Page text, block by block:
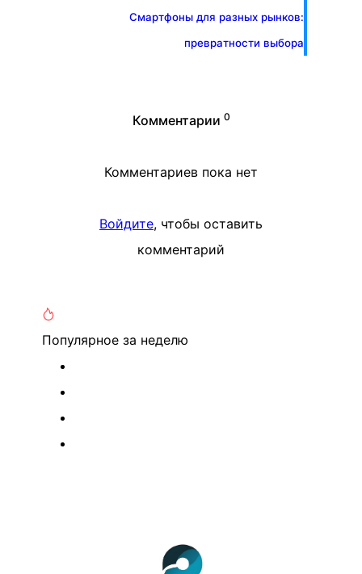
Смартфоны для разных рынков:
превратности выбора
Комментарии 0
Комментариев пока нет
Войдите, чтобы оставить
комментарий
Популярное за неделю